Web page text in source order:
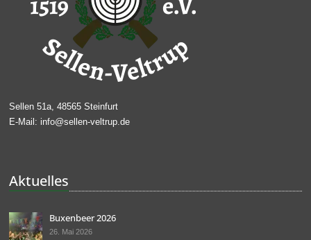
Sellen 51a,48565 Steinfurt
E-Mail: info@sellen-veltrup.de
Aktuelles
Buxenbeer 2026
26. Mai 2026